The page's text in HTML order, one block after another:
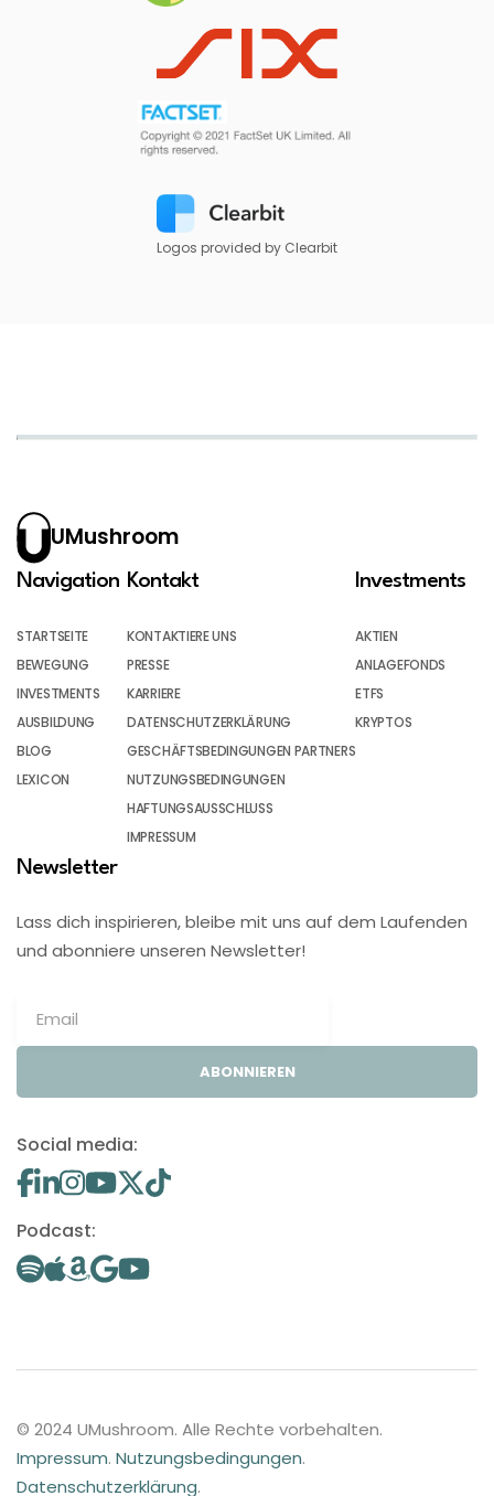
Logos provided by Clearbit
UMushroom
Navigation
STARTSEITE
BEWEGUNG
INVESTMENTS
AUSBILDUNG
BLOG
LEXICON
Kontakt
KONTAKTIERE UNS
PRESSE
KARRIERE
DATENSCHUTZERKLÄRUNG
GESCHÄFTSBEDINGUNGEN PARTNERS
NUTZUNGSBEDINGUNGEN
HAFTUNGSAUSSCHLUSS
IMPRESSUM
Investments
AKTIEN
ANLAGEFONDS
ETFS
KRYPTOS
Newsletter
Lass dich inspirieren, bleibe mit uns auf dem Laufenden
und abonniere unseren Newsletter!
ABONNIEREN
Social media:
Podcast:
© 2024 UMushroom. Alle Rechte vorbehalten.
Impressum. Nutzungsbedingungen.
Datenschutzerklärung.